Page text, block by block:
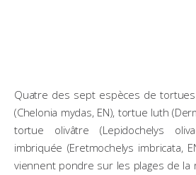
Quatre des sept espèces de
(Chelonia mydas, EN), tortue luth (
tortue olivâtre (Lepidochelys
imbriquée (Eretmochelys imbricata,
viennent pondre sur les plages de la